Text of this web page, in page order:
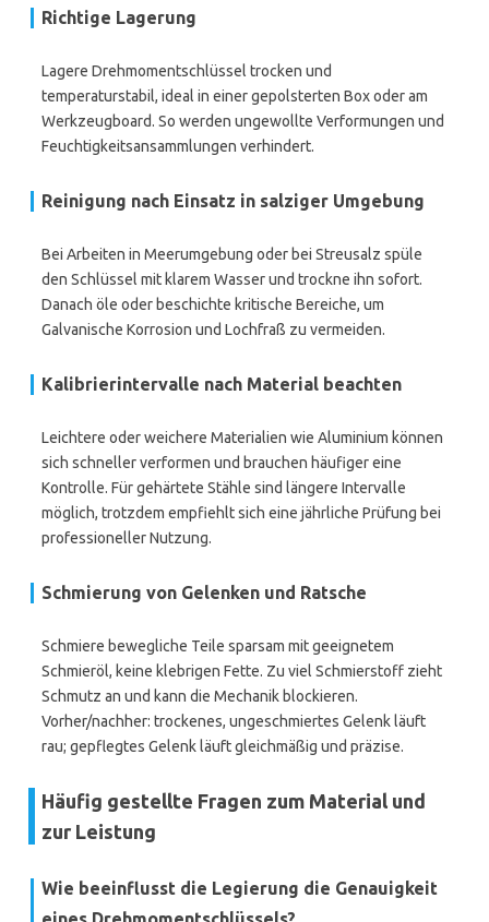
Richtige Lagerung
Lagere Drehmomentschlüssel trocken und
temperaturstabil, ideal in einer gepolsterten Box oder am
Werkzeugboard. So werden ungewollte Verformungen und
Feuchtigkeitsansammlungen verhindert.
Reinigung nach Einsatz in salziger Umgebung
Bei Arbeiten in Meerumgebung oder bei Streusalz spüle
den Schlüssel mit klarem Wasser und trockne ihn sofort.
Danach öle oder beschichte kritische Bereiche, um
Galvanische Korrosion und Lochfraß zu vermeiden.
Kalibrierintervalle nach Material beachten
Leichtere oder weichere Materialien wie Aluminium können
sich schneller verformen und brauchen häufiger eine
Kontrolle. Für gehärtete Stähle sind längere Intervalle
möglich, trotzdem empfiehlt sich eine jährliche Prüfung bei
professioneller Nutzung.
Schmierung von Gelenken und Ratsche
Schmiere bewegliche Teile sparsam mit geeignetem
Schmieröl, keine klebrigen Fette. Zu viel Schmierstoff zieht
Schmutz an und kann die Mechanik blockieren.
Vorher/nachher: trockenes, ungeschmiertes Gelenk läuft
rau; gepflegtes Gelenk läuft gleichmäßig und präzise.
Häufig gestellte Fragen zum Material und
zur Leistung
Wie beeinflusst die Legierung die Genauigkeit